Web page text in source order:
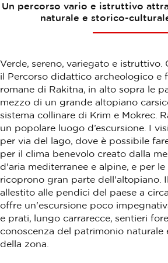
Un percorso vario e istruttivo
naturale e storico-
Verde, sereno, variegato e
il Percorso didattico archeologico e
romane di Rakitna, in alto sopra le
mezzo di un grande altopiano
sistema collinare di Krim e Mokrec.
un popolare luogo d’escursione. I
per via del lago, dove è possibile
per il clima benevolo creato dalla
d'aria mediterranee e alpine, e per
ricoprono gran parte dell'altopiano.
allestito alle pendici del paese a
offre un'escursione poco
e prati, lungo carrarecce, sentieri
conoscenza del patrimonio naturale
della zona.